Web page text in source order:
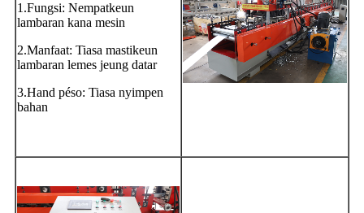
1.Fungsi: Nempatkeun
lambaran kana mesin
2.Manfaat: Tiasa mastikeun
lambaran lemes jeung datar
3.Hand péso: Tiasa nyimpen
bahan